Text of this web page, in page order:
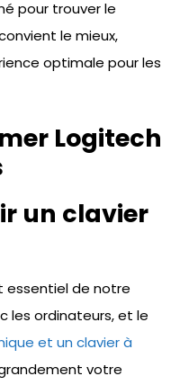
pour trouver le
le mieux,
optimale pour les
Logitech
un clavier
essentiel de notre
les ordinateurs, et le
et un clavier à
votre